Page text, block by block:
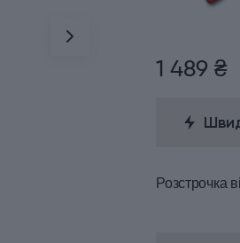
1 489 ₴
Розстрочка